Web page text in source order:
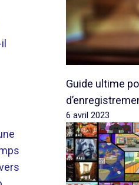
Guide ultime
6 avril 2023